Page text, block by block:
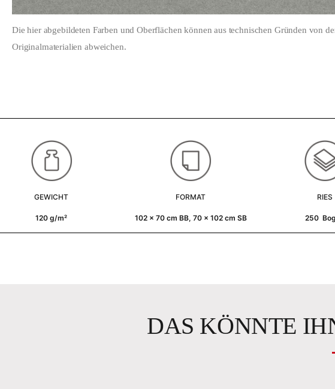
Die hier abgebildeten Farben und Oberflächen können aus technischen Gründen von
Originalmaterialien abweichen.
GEWICHT
120 g/m²
FORMAT
102 x 70 cm BB, 70 x 102 cm SB
RIES
250
DAS KÖNNTE